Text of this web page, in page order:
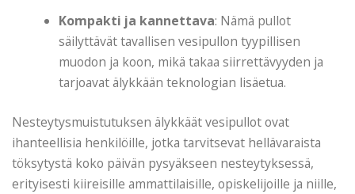
Kompakti ja kannettava: Nämä pullot
säilyttävät tavallisen vesipullon tyypillisen
muodon ja koon, mikä takaa siirrettävyyden ja
tarjoavat älykkään teknologian lisäetua.
Nesteytysmuistutuksen älykkäät vesipullot ovat
ihanteellisia henkilöille, jotka tarvitsevat hellävaraista
töksytystä koko päivän pysyäkseen nesteytyksessä,
erityisesti kiireisille ammattilaisille, opiskelijoille ja niille,